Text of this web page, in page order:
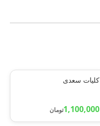
کلیات سعدی
1,100,000تومان